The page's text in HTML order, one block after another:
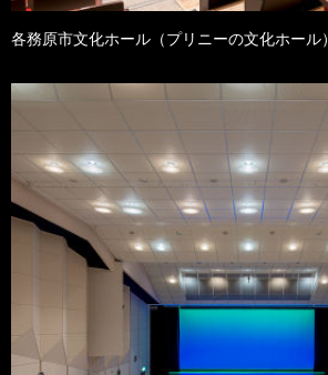
各務原市文化ホール（プリニーの文化ホール）